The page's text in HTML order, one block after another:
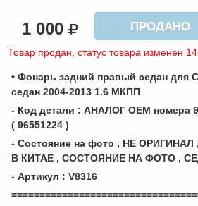
1 000 ПРОДАНО
Товар продан, статус товара изменен
• Фонарь задний правый седан для
седан 2004-2013 1.6 МКПП
- Код детали : АНАЛОГ ОЕМ номера
( 96551224 )
- Состояние на фото , НЕ
В КИТАЕ , СОСТОЯНИЕ НА ФОТО ,
- Артикул : V8316